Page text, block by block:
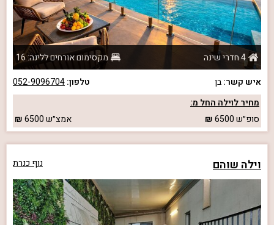
4 חדרי שינה
מקסימום אורחים ללינה: 16
איש קשר:בן טלפון:052-9096704
מחיר לוילה החל מ:
סופ״ש6500 אמצ״ש6500
וילה שוהם נוף כנרת